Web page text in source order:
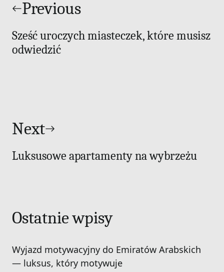
wpisu
Previous
Sześć uroczych miasteczek, które musisz
odwiedzić
Next
Luksusowe apartamenty na wybrzeżu
Ostatnie wpisy
Wyjazd motywacyjny do Emiratów Arabskich
— luksus, który motywuje